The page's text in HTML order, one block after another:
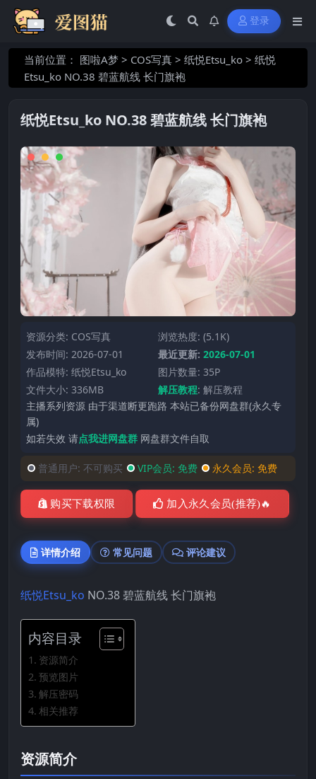
登录
当前位置： 图啦A梦 > COS写真 > 纸悦Etsu_ko > 纸悦
Etsu_ko NO.38 碧蓝航线 长门旗袍
纸悦Etsu_ko NO.38 碧蓝航线 长门旗袍
资源分类: COS写真
浏览热度: (5.1K)
发布时间: 2026-07-01
最近更新: 2026-07-01
作品模特: 纸悦Etsu_ko
图片数量: 35P
文件大小: 336MB
解压教程: 解压教程
主播系列资源 由于渠道断更跑路 本站已备份网盘群(永久专
属)
如若失效 请点我进网盘群 网盘群文件自取
普通用户: 不可购买 VIP会员: 免费 永久会员: 免费
购买下载权限 加入永久会员(推荐)🔥
详情介绍 常见问题 评论建议
纸悦Etsu_ko NO.38 碧蓝航线 长门旗袍
内容目录
资源简介
预览图片
解压密码
相关推荐
资源简介